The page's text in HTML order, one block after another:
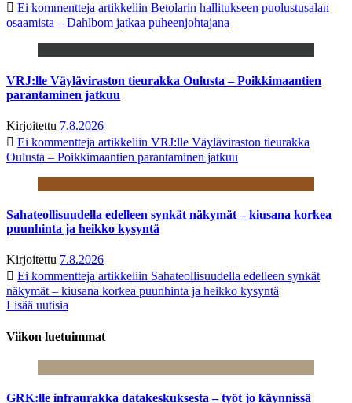
Ei kommentteja artikkeliin Betolarin hallitukseen puolustusalan
osaamista – Dahlbom jatkaa puheenjohtajana
VRJ:lle Väyläviraston tieurakka Oulusta – Poikkimaantien
parantaminen jatkuu
Kirjoitettu 7.8.2026
Ei kommentteja artikkeliin VRJ:lle Väyläviraston tieurakka
Oulusta – Poikkimaantien parantaminen jatkuu
Sahateollisuudella edelleen synkät näkymät – kiusana korkea
puunhinta ja heikko kysyntä
Kirjoitettu 7.8.2026
Ei kommentteja artikkeliin Sahateollisuudella edelleen synkät
näkymät – kiusana korkea puunhinta ja heikko kysyntä
Lisää uutisia
Viikon luetuimmat
GRK:lle infraurakka datakeskuksesta – työt jo käynnissä